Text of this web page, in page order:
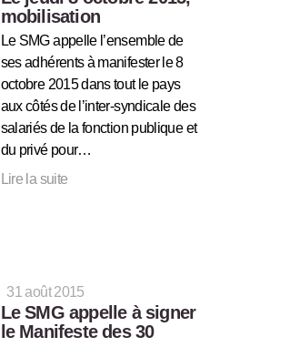
mobilisation
Le SMG appelle l’ensemble de
ses adhérents à manifester le 8
octobre 2015 dans tout le pays
aux côtés de l’inter-syndicale des
salariés de la fonction publique et
du privé pour…
Lire la suite
31 août 2015
Le SMG appelle à signer
le Manifeste des 30